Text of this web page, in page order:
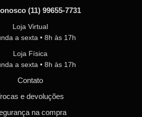
(11) 99655-7731
Loja Virtual
a sexta • 8h às 17h
Loja Física
a sexta • 8h às 17h
Contato
e devoluções
na compra